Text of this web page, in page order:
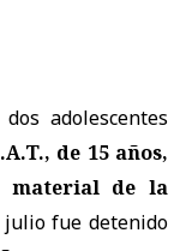
adolescentes
de 15 años,
material de la
julio fue detenido